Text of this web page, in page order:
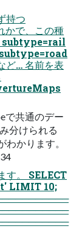
持つ
で、この種
subtype=rail
… 名前を表
で共通のデー
分けられる
かります。
す。 SELECT
LIMIT 10;